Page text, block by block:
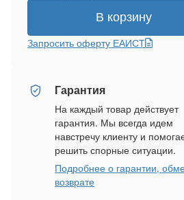
В корзину
Запросить оферту ЕАИСТ
Гарантия
На каждый товар действует
гарантия. Мы всегда идем
навстречу клиенту и
решить спорные ситуации.
Подробнее о гарантии,
возврате